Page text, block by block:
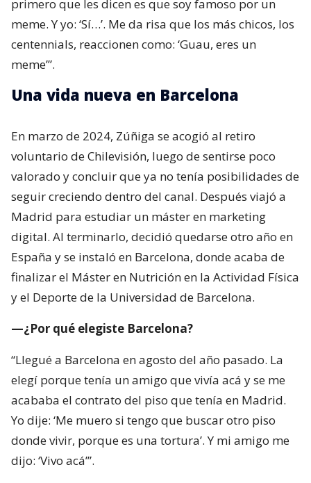
primero que les dicen es que soy famoso por un
meme. Y yo: ‘Sí…’. Me da risa que los más chicos, los
centennials, reaccionen como: ‘Guau, eres un
meme’”.
Una vida nueva en Barcelona
En marzo de 2024, Zúñiga se acogió al retiro
voluntario de Chilevisión, luego de sentirse poco
valorado y concluir que ya no tenía posibilidades de
seguir creciendo dentro del canal. Después viajó a
Madrid para estudiar un máster en marketing
digital. Al terminarlo, decidió quedarse otro año en
España y se instaló en Barcelona, donde acaba de
finalizar el Máster en Nutrición en la Actividad Física
y el Deporte de la Universidad de Barcelona.
—¿Por qué elegiste Barcelona?
“Llegué a Barcelona en agosto del año pasado. La
elegí porque tenía un amigo que vivía acá y se me
acababa el contrato del piso que tenía en Madrid.
Yo dije: ‘Me muero si tengo que buscar otro piso
donde vivir, porque es una tortura’. Y mi amigo me
dijo: ‘Vivo acá’”.